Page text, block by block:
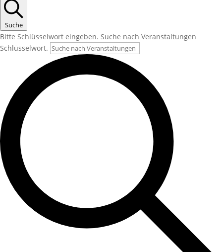
Suche
Bitte Schlüsselwort eingeben. Suche nach Veranstaltungen
Schlüsselwort.